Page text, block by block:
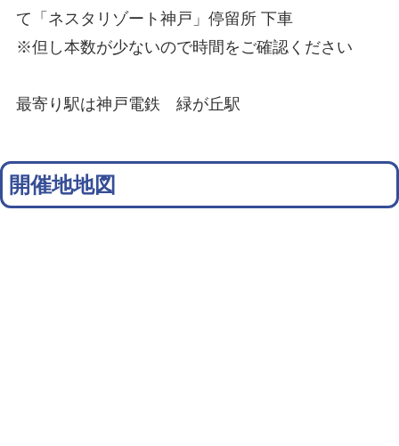
て「ネスタリゾート神戸」停留所 下車
※但し本数が少ないので時間をご確認ください
最寄り駅は神戸電鉄 緑が丘駅
開催地地図